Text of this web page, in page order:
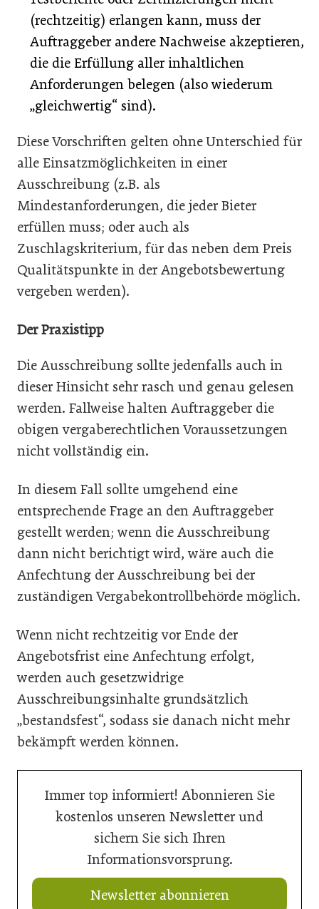
(rechtzeitig) erlangen kann, muss der
Auftraggeber andere Nachweise akzeptieren,
die die Erfüllung aller inhaltlichen
Anforderungen belegen (also wiederum
„gleichwertig“ sind).
Diese Vorschriften gelten ohne Unterschied für
alle Einsatzmöglichkeiten in einer
Ausschreibung (z.B. als
Mindestanforderungen, die jeder Bieter
erfüllen muss; oder auch als
Zuschlagskriterium, für das neben dem Preis
Qualitätspunkte in der Angebotsbewertung
vergeben werden).
Der Praxistipp
Die Ausschreibung sollte jedenfalls auch in
dieser Hinsicht sehr rasch und genau gelesen
werden. Fallweise halten Auftraggeber die
obigen vergaberechtlichen Voraussetzungen
nicht vollständig ein.
In diesem Fall sollte umgehend eine
entsprechende Frage an den Auftraggeber
gestellt werden; wenn die Ausschreibung
dann nicht berichtigt wird, wäre auch die
Anfechtung der Ausschreibung bei der
zuständigen Vergabekontrollbehörde möglich.
Wenn nicht rechtzeitig vor Ende der
Angebotsfrist eine Anfechtung erfolgt,
werden auch gesetzwidrige
Ausschreibungsinhalte grundsätzlich
„bestandsfest“, sodass sie danach nicht mehr
bekämpft werden können.
Immer top informiert! Abonnieren Sie
kostenlos unseren Newsletter und
sichern Sie sich Ihren
Informationsvorsprung.
Newsletter abonnieren